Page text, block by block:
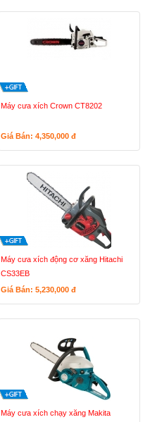
Máy cưa xích Crown CT8202
Giá Bán: 4,350,000 đ
Máy cưa xích động cơ xăng Hitachi
CS33EB
Giá Bán: 5,230,000 đ
Máy cưa xích chạy xăng Makita